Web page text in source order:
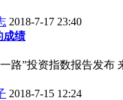
2018-7-17 23:40
成绩
路”投资指数报告发
2018-7-15 12:24